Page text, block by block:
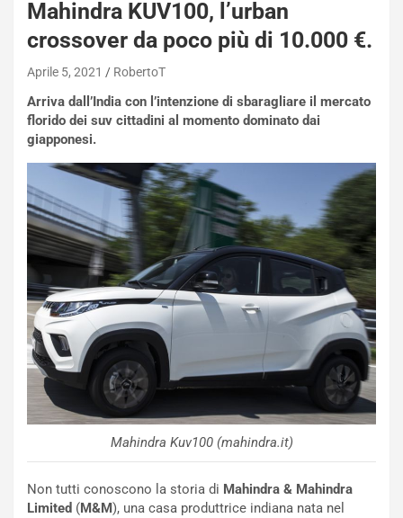
Mahindra KUV100, l’urban
crossover da poco più di 10.000 €.
Aprile 5, 2021 RobertoT
Arriva dall’India con l’intenzione di sbaragliare il mercato
florido dei suv cittadini al momento dominato dai
giapponesi.
Mahindra Kuv100 (mahindra.it)
Non tutti conoscono la storia di Mahindra & Mahindra
Limited (M&M), una casa produttrice indiana nata nel